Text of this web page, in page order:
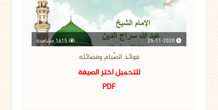
فوائد الصِّيام وفضائله
للتحميل اختر الصيغة
PDF